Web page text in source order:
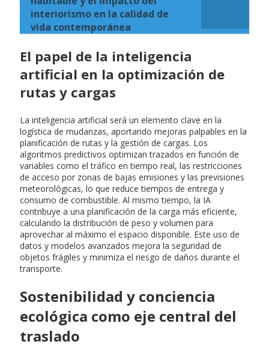
interiorismo en la calidad de
vida contemporánea
El papel de la inteligencia
artificial en la optimización de
rutas y cargas
La inteligencia artificial será un elemento clave en la
logística de mudanzas, aportando mejoras palpables en la
planificación de rutas y la gestión de cargas. Los
algoritmos predictivos optimizan trazados en función de
variables como el tráfico en tiempo real, las restricciones
de acceso por zonas de bajas emisiones y las previsiones
meteorológicas, lo que reduce tiempos de entrega y
consumo de combustible. Al mismo tiempo, la IA
contribuye a una planificación de la carga más eficiente,
calculando la distribución de peso y volumen para
aprovechar al máximo el espacio disponible. Este uso de
datos y modelos avanzados mejora la seguridad de
objetos frágiles y minimiza el riesgo de daños durante el
transporte.
Sostenibilidad y conciencia
ecológica como eje central del
traslado